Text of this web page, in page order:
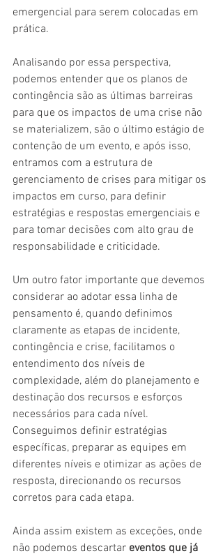
emergencial para serem colocadas em
prática.
Analisando por essa perspectiva,
podemos entender que os planos de
contingência são as últimas barreiras
para que os impactos de uma crise não
se materializem, são o último estágio de
contenção de um evento, e após isso,
entramos com a estrutura de
gerenciamento de crises para mitigar os
impactos em curso, para definir
estratégias e respostas emergenciais e
para tomar decisões com alto grau de
responsabilidade e criticidade.
Um outro fator importante que devemos
considerar ao adotar essa linha de
pensamento é, quando definimos
claramente as etapas de incidente,
contingência e crise, facilitamos o
entendimento dos níveis de
complexidade, além do planejamento e
destinação dos recursos e esforços
necessários para cada nível.
Conseguimos definir estratégias
específicas, preparar as equipes em
diferentes níveis e otimizar as ações de
resposta, direcionando os recursos
corretos para cada etapa.
Ainda assim existem as exceções, onde
não podemos descartar eventos que já